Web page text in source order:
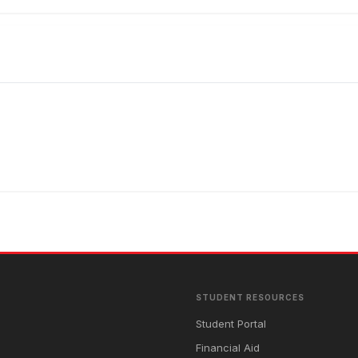
STUDENT RESOURCES
Student Portal
Financial Aid